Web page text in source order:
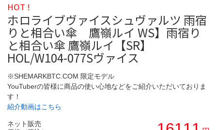
HOT !
ホロライブヴァイスシュヴァルツ 雨宿
りと相合い傘 鷹嶺ルイ WS】雨宿り
と相合い傘 鷹嶺ルイ【SR】
HOL/W104-077Sヴァイス
※SHEMARKBTC.COM 限定モデル
YouTuberの皆様に商品の使い心地などをご紹介いただいておりま
す！
紹介動画はこちら
ネット販売